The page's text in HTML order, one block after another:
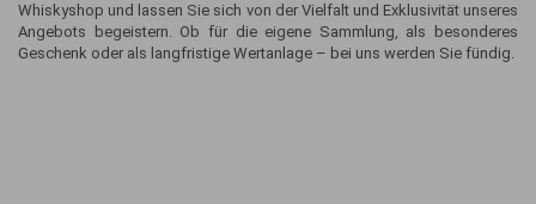
Whiskyshop und lassen Sie sich von der Vielfalt und Exklusivität unseres
Angebots begeistern. Ob für die eigene Sammlung, als besonderes
Geschenk oder als langfristige Wertanlage – bei uns werden Sie fündig.